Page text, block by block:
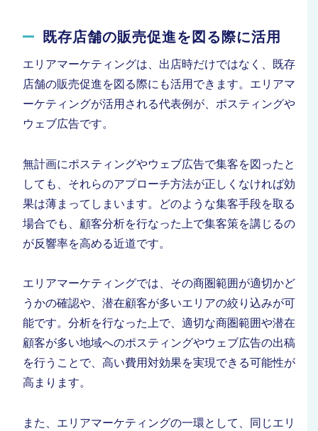
既存店舗の販売促進を図る際に活用
エリアマーケティングは、出店時だけではなく、既存
店舗の販売促進を図る際にも活用できます。 エリアマ
ーケティングが活用される代表例が、ポスティングや
ウェブ広告です。
無計画にポスティングやウェブ広告で集客を図ったと
しても、それらのアプローチ方法が正しくなければ効
果は薄まってしまいます。どのような集客手段を取る
場合でも、顧客分析を行なった上で集客策を講じるの
が反響率を高める近道です。
エリアマーケティングでは、その商圏範囲が適切かど
うかの確認や、潜在顧客が多いエリアの絞り込みが可
能です。分析を行なった上で、適切な商圏範囲や潜在
顧客が多い地域へのポスティングやウェブ広告の出稿
を行うことで、高い費用対効果を実現できる可能性が
高まります。
また、エリアマーケティングの一環として、同じエリ